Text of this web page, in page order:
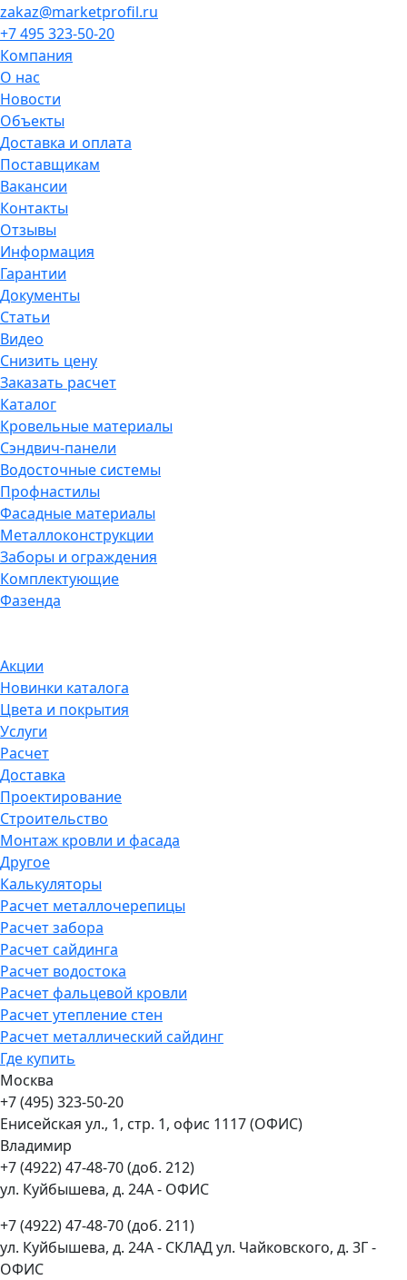
zakaz@marketprofil.ru
+7 495 323-50-20
Компания
О нас
Новости
Объекты
Доставка и оплата
Поставщикам
Вакансии
Контакты
Отзывы
Информация
Гарантии
Документы
Статьи
Видео
Снизить цену
Заказать расчет
Каталог
Кровельные материалы
Сэндвич-панели
Водосточные системы
Профнастилы
Фасадные материалы
Металлоконструкции
Заборы и ограждения
Комплектующие
Фазенда
Акции
Новинки каталога
Цвета и покрытия
Услуги
Расчет
Доставка
Проектирование
Строительство
Монтаж кровли и фасада
Другое
Калькуляторы
Расчет металлочерепицы
Расчет забора
Расчет сайдинга
Расчет водостока
Расчет фальцевой кровли
Расчет утепление стен
Расчет металлический сайдинг
Где купить
Москва
+7 (495) 323-50-20
Енисейская ул., 1, стр. 1, офис 1117 (ОФИС)
Владимир
+7 (4922) 47-48-70 (доб. 212)
ул. Куйбышева, д. 24А - ОФИС
+7 (4922) 47-48-70 (доб. 211)
ул. Куйбышева, д. 24А - СКЛАД ул. Чайковского, д. 3Г -
ОФИС